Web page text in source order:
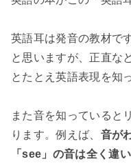
英語耳は発音の教材で
と思いますが、正直な
とたとえ英語表現を知
また音を知っていると
ります。例えば、 音が
「see」の音は全く違